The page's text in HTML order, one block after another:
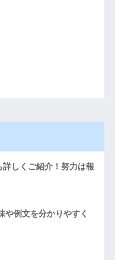
詳しくご紹介！努力は報
や例文を分かりやすく